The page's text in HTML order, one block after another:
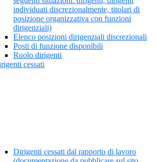
individuati discrezionalmente, titolari di
posizione organizzativa con funzioni
dirigenziali)
Elenco posizioni dirigenziali discrezionali
Posti di funzione disponibili
Ruolo dirigenti
cessati
Dirigenti cessati dal rapporto di lavoro